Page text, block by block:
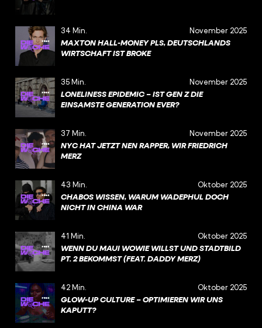
34 Min. November 2025
MAXTON HALL-MONEY PLS, DEUTSCHLANDS
WIRTSCHAFT IST BROKE
35 Min. November 2025
LONELINESS EPIDEMIC – IST GEN Z DIE
EINSAMSTE GENERATION EVER?
37 Min. November 2025
NYC HAT JETZT NEN RAPPER, WIR FRIEDRICH
MERZ
43 Min. Oktober 2025
CHABOS WISSEN, WARUM WADEPHUL DOCH
NICHT IN CHINA WAR
41 Min. Oktober 2025
WENN DU MAUI WOWIE WILLST UND STADTBILD
PT. 2 BEKOMMST (FEAT. DADDY MERZ)
42 Min. Oktober 2025
GLOW-UP CULTURE – OPTIMIEREN WIR UNS
KAPUTT?